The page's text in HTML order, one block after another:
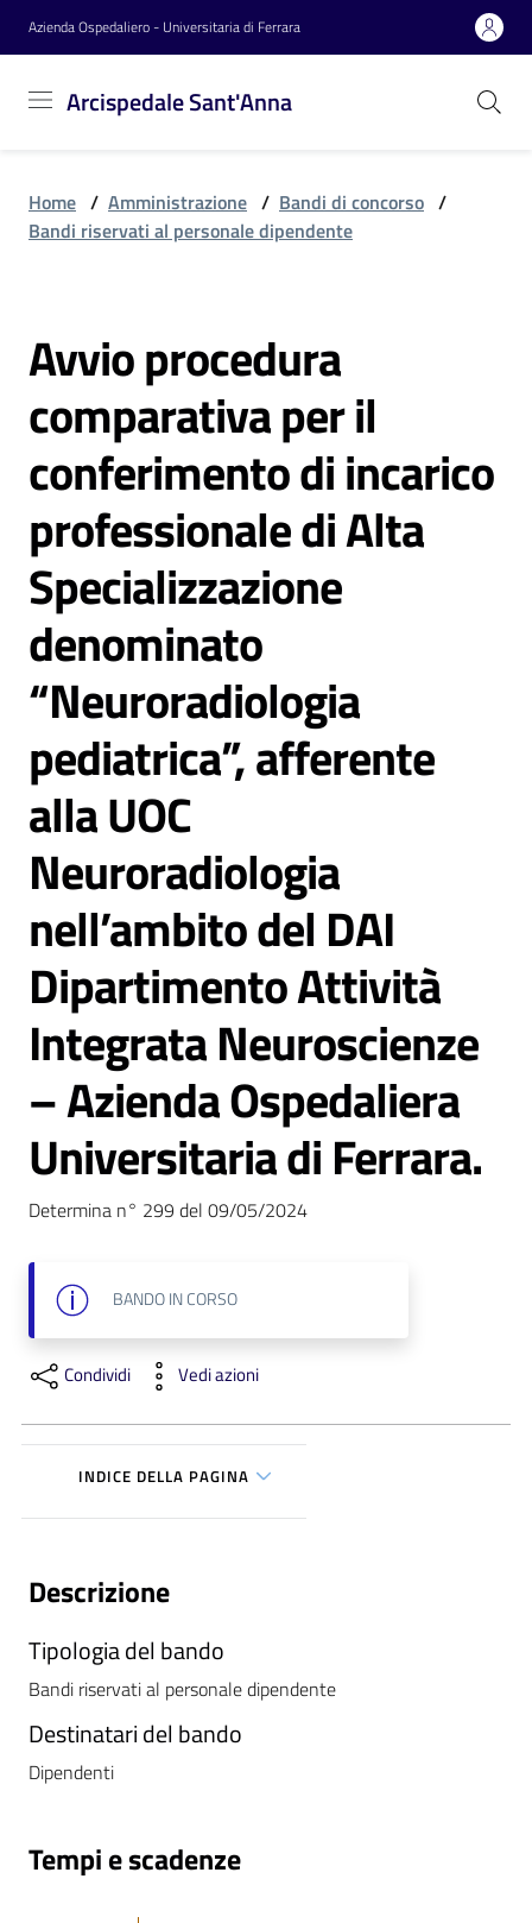
Vai al contenuto
Vai alla navigazione
Vai al footer
Azienda Ospedaliero - Universitaria di Ferrara
Arcispedale Sant'Anna
Sant'Anna
Azienda
Reparti
C
d
e
i
e
r
v
i
z
P
a
r
t
i
g
n
e
A
m
m
n
i
t
z
Home / Amministrazione / Bandi di concorso /
Bandi riservati al personale dipendente
Salta al contenuto
Avvio procedura
comparativa per il
conferimento di incarico
professionale di Alta
Specializzazione
denominato
“Neuroradiologia
pediatrica”, afferente
alla UOC
Neuroradiologia
nell’ambito del DAI
Dipartimento Attività
Integrata Neuroscienze
– Azienda Ospedaliera
Universitaria di Ferrara.
Determina n° 299 del 09/05/2024
BANDOIN CORSO
Condividi Vedi azioni
INDICE DELLA PAGINA
Descrizione
Tipologia del bando
Bandi riservati al personale dipendente
Destinatari del bando
Dipendenti
Tempi e scadenze